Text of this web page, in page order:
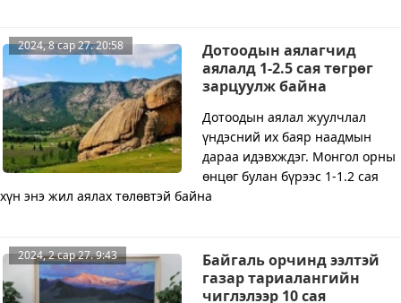
Дотоодын аялагчид
аялалд 1-2.5 сая төгрөг
зарцуулж байна
2024, 8 сар 27. 20:58
Дотоодын аялал жуулчлал
үндэсний их баяр наадмын
дараа идэвхждэг. Монгол орны
өнцөг булан бүрээс 1-1.2 сая
хүн энэ жил аялах төлөвтэй байна
Байгаль орчинд ээлтэй
газар тариалангийн
чиглэлээр 10 сая
2024, 2 сар 27. 9:43